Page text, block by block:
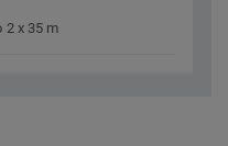
2 x 35 m